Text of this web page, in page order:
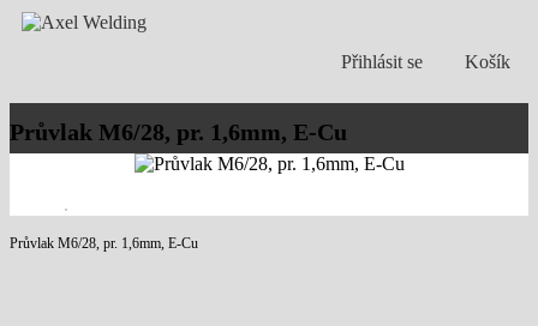
Košík
Přihlásit se
Průvlak M6/28, pr. 1,6mm, E-Cu
Průvlak M6/28, pr. 1,6mm, E-Cu